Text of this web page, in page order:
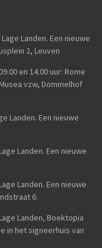
Landen. Een nieuwe
2, Leuven
en 14.00 uur: Rome
vzw, Dommelhof
Landen. Een nieuwe
Landen. Een nieuwe
Landen. Een nieuwe
6.
Landen, Boektopia
in het signeerhuis van